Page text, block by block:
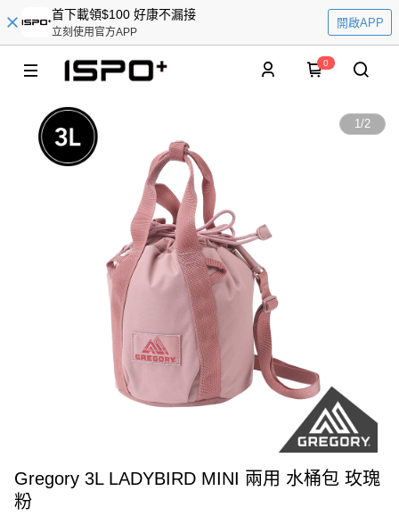
首下載領$100 好康不漏接
立刻使用官方APP
開啟APP
0
1/2
Gregory 3L LADYBIRD MINI 兩用 水桶包 玫瑰
粉